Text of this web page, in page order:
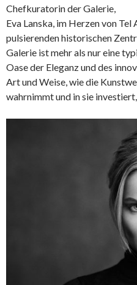
Chefkuratorin der Galerie,
Eva Lanska, im Herzen von Tel
pulsierenden historischen
Galerie ist mehr als nur eine
Oase der Eleganz und des
Art und Weise, wie die
wahrnimmt und in sie